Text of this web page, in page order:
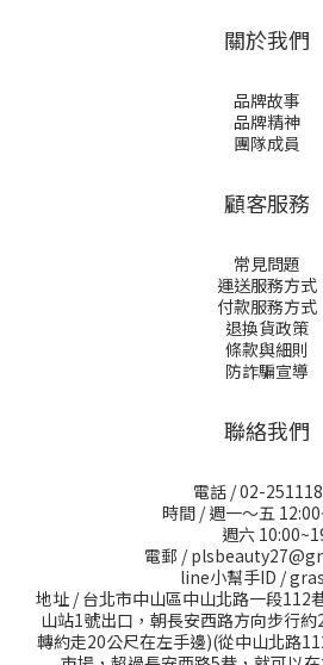
關於我們
品牌故事
品牌精神
團隊成員
顧客服務
常見問題
運送服務方式
付款服務方式
退換貨政策
條款與細則
防詐騙宣導
聯絡我們
電話 / 02-
時間 / 週一～五
週六
電郵 /
line小幫手ID /
地址 / 台北市中山區中山北路一段112
山站1號出口，朝長安西路方向步行
轉約走20公尺在左手邊)(從中山北路